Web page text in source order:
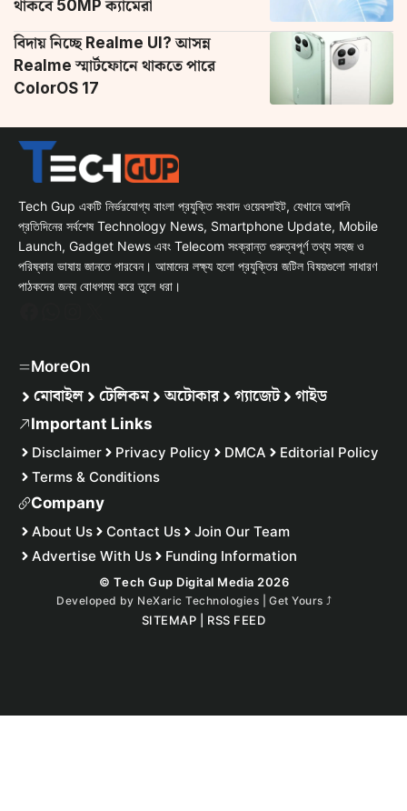
থাকবে 50MP ক্যামেরা
বিদায় নিচ্ছে Realme UI? আসন্ন
Realme স্মার্টফোনে থাকতে পারে
ColorOS 17
Tech Gup একটি নির্ভরযোগ্য বাংলা প্রযুক্তি সংবাদ ওয়েবসাইট, যেখানে আপনি
প্রতিদিনের সর্বশেষ Technology News, Smartphone Update, Mobile
Launch, Gadget News এবং Telecom সংক্রান্ত গুরুত্বপূর্ণ তথ্য সহজ ও
পরিষ্কার ভাষায় জানতে পারবেন। আমাদের লক্ষ্য হলো প্রযুক্তির জটিল বিষয়গুলো সাধারণ
পাঠকদের জন্য বোধগম্য করে তুলে ধরা।
MoreOn
মোবাইল টেলিকম অটোকার গ্যাজেট গাইড
Important Links
Disclaimer Privacy Policy DMCA
Editorial Policy
Terms & Conditions
Company
About Us Contact Us
Join Our Team
Advertise With Us
Funding Information
© Tech Gup Digital Media 2026
Developed by NeXaric Technologies | Get Yours ⤴︎
SITEMAP RSS FEED